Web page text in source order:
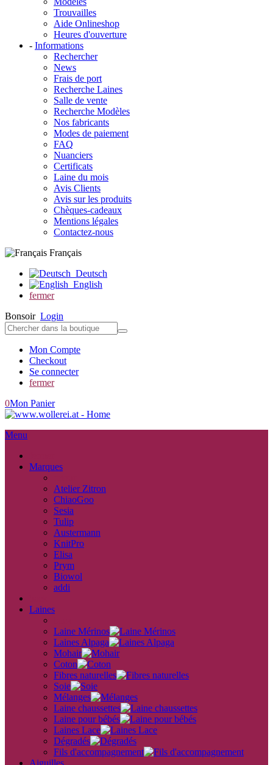
Trouvailles
Aide Onlineshop
Heures d'ouverture
- Informations
Rechercher
News
Frais de port
Recherche Laines
Salle de vente
Recherche Modèles
Nos fabricants
Modes de paiement
FAQ
Nuanciers
Certificats
Laine du mois
Avis Clients
Avis sur les produits
Chèques-cadeaux
Mentions légales
Contactez-nous
Français
Deutsch
English
fermer
Bonsoir Login
Mon Compte
Checkout
Se connecter
fermer
0Mon Panier
Menu
Marques
Atelier Zitron
ChiaoGoo
Sesia
Tulip
Austermann
KnitPro
Elisa
Prym
Biowol
addi
Laines
Laine Mérinos
Laines Alpaga
Mohair
Coton
Fibres naturelles
Soie
Mélanges
Laine chaussettes
Laine pour bébés
Laines Lace
Dégradés
Fils d'accompagnement
Aiguilles